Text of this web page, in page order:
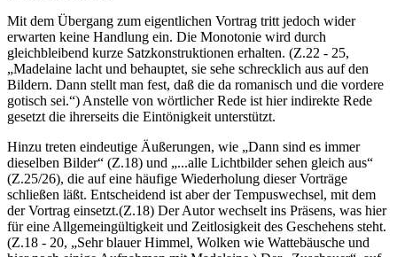
Mit dem Übergang zum eigentlichen Vortrag tritt jedoch wider
erwarten keine Handlung ein. Die Monotonie wird durch
gleichbleibend kurze Satzkonstruktionen erhalten. (Z.22 - 25,
„Madelaine lacht und behauptet, sie sehe schrecklich aus auf den
Bildern. Dann stellt man fest, daß die da romanisch und die vordere
gotisch sei.“) Anstelle von wörtlicher Rede ist hier indirekte Rede
gesetzt die ihrerseits die Eintönigkeit unterstützt.
Hinzu treten eindeutige Äußerungen, wie „Dann sind es immer
dieselben Bilder“ (Z.18) und „...alle Lichtbilder sehen gleich aus“
(Z.25/26), die auf eine häufige Wiederholung dieser Vorträge
schließen läßt. Entscheidend ist aber der Tempuswechsel, mit dem
der Vortrag einsetzt.(Z.18) Der Autor wechselt ins Präsens, was hier
für eine Allgemeingültigkeit und Zeitlosigkeit des Geschehens steht.
(Z.18 - 20, „Sehr blauer Himmel, Wolken wie Wattebäusche und